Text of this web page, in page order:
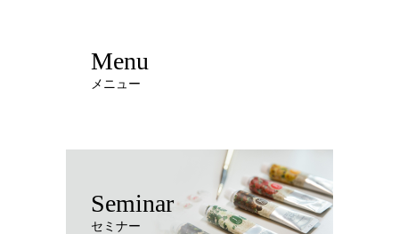
Menu
メニュー
Seminar
セミナー